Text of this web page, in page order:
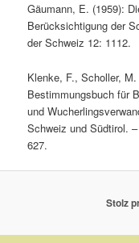
Gäumann, E. (1959):
Berücksichtigung der
der Schweiz 12: 1112.
Klenke, F., Scholler,
Bestimmungsbuch für
und
Schweiz und Südtirol.
627.
Stolz